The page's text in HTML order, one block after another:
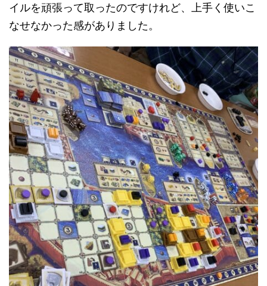
イルを頑張って取ったのですけれど、上手く使いこ
なせなかった感がありました。